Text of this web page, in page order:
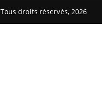
Tous droits réservés, 2026